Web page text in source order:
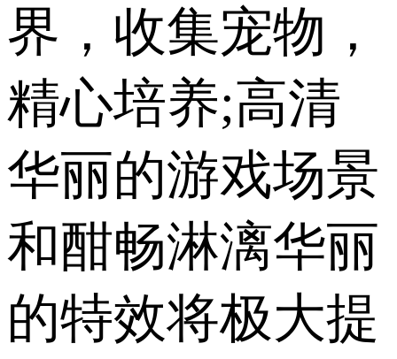
界，收集宠物，
精心培养;高清
华丽的游戏场景
和酣畅淋漓华丽
的特效将极大提